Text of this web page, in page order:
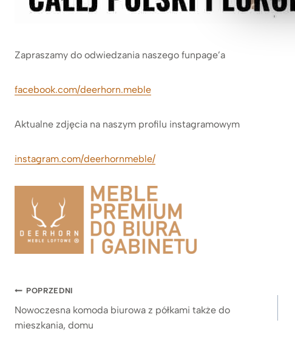
Zapraszamy do odwiedzania naszego funpage’a
facebook.com/deerhorn.meble
Aktualne zdjęcia na naszym profilu instagramowym
instagram.com/deerhornmeble/
Nawigacja
wpisu
POPRZEDNI
Nowoczesna komoda biurowa z półkami także do
mieszkania, domu